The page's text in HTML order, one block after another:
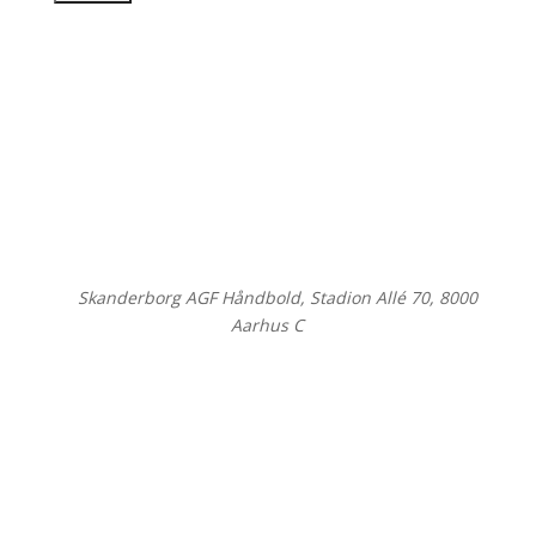
Skanderborg AGF Håndbold, Stadion Allé 70, 8000
Aarhus C